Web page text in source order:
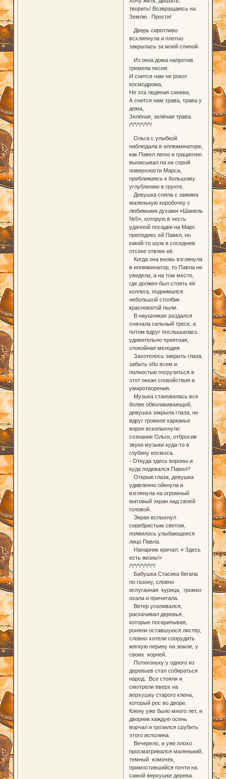
творить! Возвращаюсь на
Землю. Прости!
Дверь сиротливо
всхлипнула и плотно
закрылась за моей спиной.
Из окна дома напротив
гремела песня:
И снится нам не рокот
космодрома,
Не эта ледяная синева,
А снится нам трава, трава y
дома,
Зелёная, зелёная трава.
/*/*/*/*/*/*/
Ольга с улыбкой
наблюдала в иллюминаторе,
как Павел легко и грациозно
выписывал па на серой
поверхности Марса,
приближаясь к большому
углублению в грунте.
Девушка сняла с зажима
маленькую коробочку с
любимыми духами «Шанель
№5», которую в честь
удачной посадки на Марс
преподнес ей Павел, но
какой-то шум в соседнем
отсеке отвлек её.
Когда она вновь взглянула
в иллюминатор, то Павла не
увидела, а на том месте,
где должен был стоять её
коллега, поднимался
небольшой столбик
красноватой пыли.
В наушниках раздался
сначала сильный треск, а
потом вдруг послышалась
удивительно приятная,
спокойная мелодия.
Захотелось закрыть глаза,
забыть обо всем и
полностью погрузиться в
этот океан спокойствия и
умиротворения.
Музыка становилась все
более обволакивающей,
девушка закрыла глаза, но
вдруг громкое карканье
ворон всколыхнуло
сознание Ольги, отбросив
звуки музыки куда-то в
глубину космоса.
- Откуда здесь вороны и
куда подевался Павел?
Открыв глаза, девушка
удивленно ойкнула и
взглянула на огромный
матовый экран над своей
головой.
Экран вспыхнул
серебристым светом,
появилось улыбающееся
лицо Павла.
Напарник кричал: « Здесь
есть жизнь!»
/*/*/*/*/*/*/*/
Бабушка Стасика бегала
по газону, словно
испуганная курица, громко
охала и причитала.
Ветер усиливался,
раскачивал деревья,
которые поскрипывая,
роняли оставшуюся листву,
словно хотели соорудить
мягкую перину на земле, у
своих корней.
Потихоньку у одного из
деревьев стал собираться
народ. Все стояли и
смотрели вверх на
верхушку старого клена,
который рос во дворе.
Клену уже было много лет, и
дворник каждую осень
ворчал и грозился срубить
этого исполина.
Вечерело, и уже плохо
просматривался маленький,
темный комочек,
примостившийся почти на
самой верхушке дерева.